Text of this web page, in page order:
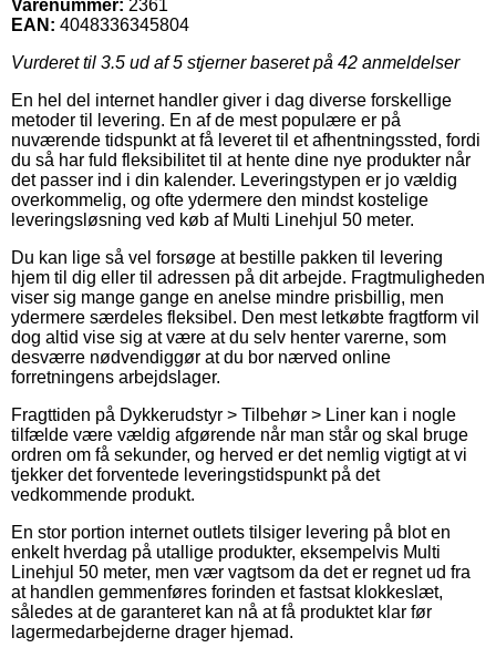
Varenummer: 2361
EAN: 4048336345804
Vurderet til 3.5 ud af 5 stjerner baseret på 42 anmeldelser
En hel del internet handler giver i dag diverse forskellige
metoder til levering. En af de mest populære er på
nuværende tidspunkt at få leveret til et afhentningssted, fordi
du så har fuld fleksibilitet til at hente dine nye produkter når
det passer ind i din kalender. Leveringstypen er jo vældig
overkommelig, og ofte ydermere den mindst kostelige
leveringsløsning ved køb af Multi Linehjul 50 meter.
Du kan lige så vel forsøge at bestille pakken til levering
hjem til dig eller til adressen på dit arbejde. Fragtmuligheden
viser sig mange gange en anelse mindre prisbillig, men
ydermere særdeles fleksibel. Den mest letkøbte fragtform vil
dog altid vise sig at være at du selv henter varerne, som
desværre nødvendiggør at du bor nærved online
forretningens arbejdslager.
Fragttiden på Dykkerudstyr > Tilbehør > Liner kan i nogle
tilfælde være vældig afgørende når man står og skal bruge
ordren om få sekunder, og herved er det nemlig vigtigt at vi
tjekker det forventede leveringstidspunkt på det
vedkommende produkt.
En stor portion internet outlets tilsiger levering på blot en
enkelt hverdag på utallige produkter, eksempelvis Multi
Linehjul 50 meter, men vær vagtsom da det er regnet ud fra
at handlen gemmenføres forinden et fastsat klokkeslæt,
således at de garanteret kan nå at få produktet klar før
lagermedarbejderne drager hjemad.